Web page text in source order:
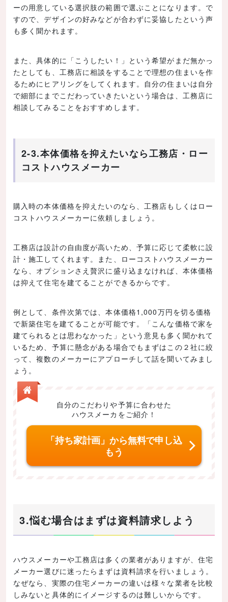
ーの用意している選択肢の範囲で選ぶことになります。で
すので、デザインの好みなどが合わずに妥協したという声
も多く聞かれます。
また、具体的に「こうしたい！」という希望がまだ無かっ
たとしても、工務店に相談をすることで理想の住まいを作
るためにヒアリングをしてくれます。自分の住まいは自分
で細部にまでこだわっていきたいという場合は、工務店に
相談してみることをおすすめします。
2-3.本体価格を抑えたいなら工務店・ロー
コストハウスメーカー
購入時の本体価格を抑えたいのなら、工務店もしくはロー
コストハウスメーカーに依頼しましょう。
工務店は設計の自由度が高いため、予算に応じて柔軟に設
計・施工してくれます。また、ローコストハウスメーカー
なら、オプションさえ贅沢に盛り込まなければ、本体価格
は抑えて住宅を建てることができるからです。
例として、条件次第では、本体価格1,000万円を切る価格
で新築住宅を建てることが可能です。「こんな価格で家を
建てられるとは思わなかった」という意見も多く聞かれて
いるため、予算に懸念がある場合でもまずはこの２社に絞
って、複数のメーカーにアプローチして話を聞いてみまし
ょう。
自分のこだわりや予算に合わせた
ハウスメーカをご紹介！
「持ち家計画」から無料で申し込
もう
3.悩む場合はまずは資料請求しよう
ハウスメーカーや工務店は多くの業者がありますが、住宅
メーカー選びに迷ったらまずは資料請求を行いましょう。
なぜなら、実際の住宅メーカーの違いは様々な業者を比較
しみないと具体的にイメージするのは難しいからです。